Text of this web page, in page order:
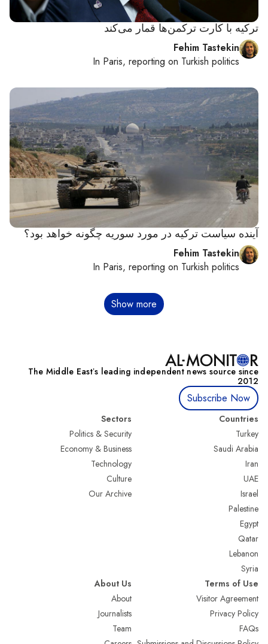
ترکیه با کارت ترکمن‌ها قمار می‌کند
Fehim Tastekin
In Paris, reporting on Turkish politics
آینده سیاست ترکیه در مورد سوریه چگونه خواهد بود؟
Fehim Tastekin
In Paris, reporting on Turkish politics
Show more
The Middle Eastʼs leading independent news source since
2012
Subscribe Now
Countries
Turkey
Saudi Arabia
Iran
UAE
Israel
Palestine
Egypt
Qatar
Lebanon
Syria
Sectors
Politics & Security
Economy & Business
Technology
Culture
Our Archive
Terms of Use
Visitor Agreement
Privacy Policy
FAQs
About Us
About
Journalists
Team